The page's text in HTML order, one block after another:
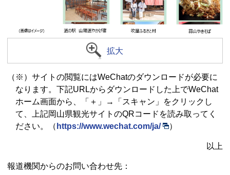
拡大
（※）サイトの閲覧にはWeChatのダウンロードが必要に
なります。下記URLからダウンロードした上でWeChat
ホーム画面から、「＋」→「スキャン」をクリックし
て、上記岡山県観光サイトのQRコードを読み取ってく
ださい。（ https://www.wechat.com/ja/ ）
以上
報道機関からのお問い合わせ先：